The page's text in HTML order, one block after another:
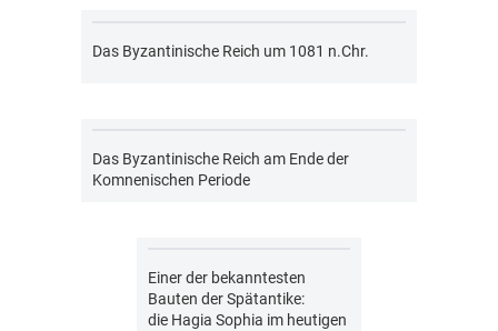
Das Byzantinische Reich um 1081 n.Chr.
Das Byzantinische Reich am Ende der
Komnenischen Periode
Einer der bekanntesten
Bauten der Spätantike:
die Hagia Sophia im heutigen